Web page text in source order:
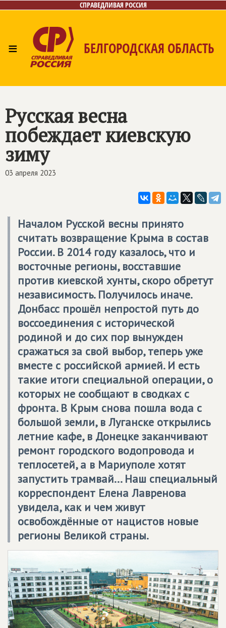
СПРАВЕДЛИВАЯ РОССИЯ
≡ БЕЛГОРОДСКАЯ ОБЛАСТЬ
Русская весна
побеждает киевскую
зиму
03 апреля 2023
Началом Русской весны принято
считать возвращение Крыма в состав
России. В 2014 году казалось, что и
восточные регионы, восставшие
против киевской хунты, скоро обретут
независимость. Получилось иначе.
Донбасс прошёл непростой путь до
воссоединения с исторической
родиной и до сих пор вынужден
сражаться за свой выбор, теперь уже
вместе с российской армией. И есть
такие итоги специальной операции, о
которых не сообщают в сводках с
фронта. В Крым снова пошла вода с
большой земли, в Луганске открылись
летние кафе, в Донецке заканчивают
ремонт городского водопровода и
теплосетей, а в Мариуполе хотят
запустить трамвай... Наш специальный
корреспондент Елена Лавренова
увидела, как и чем живут
освобождённые от нацистов новые
регионы Великой страны.